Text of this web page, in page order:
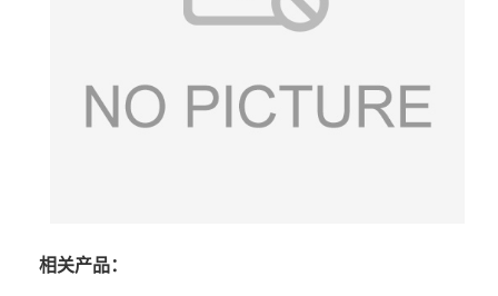
相关产品：